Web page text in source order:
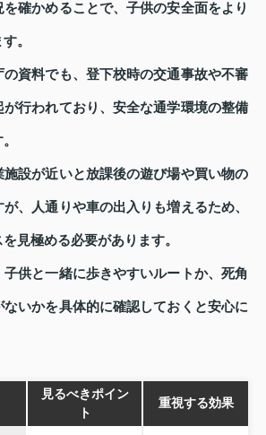
確かめることで、子供の安全面をより
。
資料でも、登下校時の交通事故や不審
行われており、安全な通学環境の整備
施設が近いと放課後の遊び場や買い物の
、人通りや車の出入りも増えるため、
見極める必要があります。
供と一緒に歩きやすいルートか、死角
ないかを具体的に確認しておくと安心に
見るべきポイン
ト
重視する効果